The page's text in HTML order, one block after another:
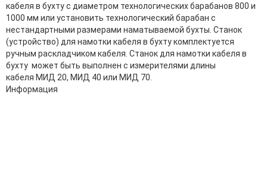
кабеля в бухту с диаметром технологических барабанов 800 и
1000 мм или установить технологический барабан с
нестандартными размерами наматываемой бухты. Станок
(устройство) для намотки кабеля в бухту комплектуется
ручным раскладчиком кабеля. Станок для намотки кабеля в
бухту может быть выполнен с измерителями длины
кабеля МИД 20, МИД 40 или МИД 70.
Информация